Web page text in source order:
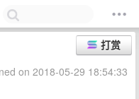
打赏
on 2018-05-29 18:54:33